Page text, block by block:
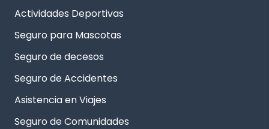
Actividades Deportivas
Seguro para Mascotas
Seguro de decesos
Seguro de Accidentes
Asistencia en Viajes
Seguro de Comunidades